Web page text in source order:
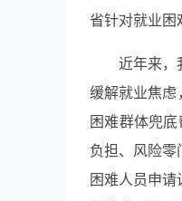
省针对就业困
近年来，
缓解就业焦虑
困难群体兜
负担、风险零
困难人员申